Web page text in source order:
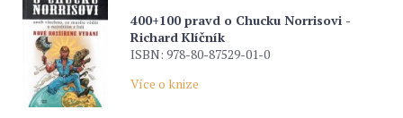
400+100 pravd o Chucku Norrisovi -
Richard Klíčník
ISBN: 978-80-87529-01-0
Více o knize